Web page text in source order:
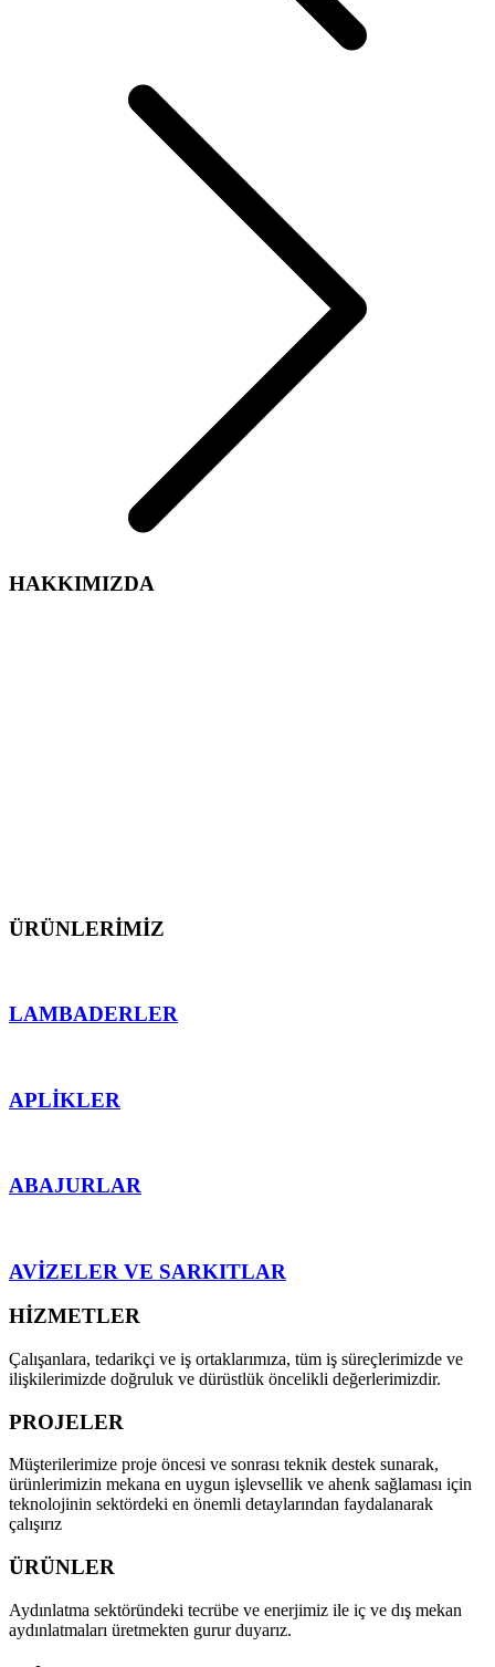
HAKKIMIZDA
ÜRÜNLERİMİZ
LAMBADERLER
APLİKLER
ABAJURLAR
AVİZELER VE SARKITLAR
HİZMETLER
Çalışanlara, tedarikçi ve iş ortaklarımıza, tüm iş süreçlerimizde ve
ilişkilerimizde doğruluk ve dürüstlük öncelikli değerlerimizdir.
PROJELER
Müşterilerimize proje öncesi ve sonrası teknik destek sunarak,
ürünlerimizin mekana en uygun işlevsellik ve ahenk sağlaması için
teknolojinin sektördeki en önemli detaylarından faydalanarak
çalışırız
ÜRÜNLER
Aydınlatma sektöründeki tecrübe ve enerjimiz ile iç ve dış mekan
aydınlatmaları üretmekten gurur duyarız.